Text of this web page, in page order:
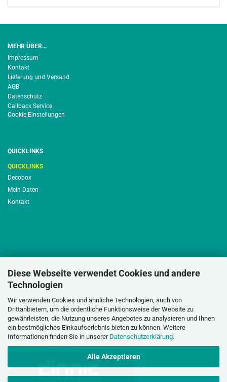
Diese Webseite verwendet Cookies und andere
Technologien
Wir verwenden Cookies und ähnliche Technologien, auch von
Drittanbietern, um die ordentliche Funktionsweise der Website zu
gewährleisten, die Nutzung unseres Angebotes zu analysieren und Ihnen
ein bestmögliches Einkaufserlebnis bieten zu können. Weitere
Informationen finden Sie in unserer Datenschutzerklärung.
Alle Akzeptieren
MEHR ÜBER...
Impressum
Kontakt
Lieferung und Versand
AGB
Datenschutz
Callback Service
Cookie Einstellungen
QUICKLINKS
QUICKLINKS
Decobox
Mein Daten
Kontakt
Inspiration
Nicht gefunden
Musterhusse
Nice to have